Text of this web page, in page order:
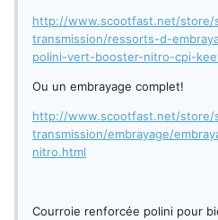
http://www.scootfast.net/store/
transmission/ressorts-d-
polini-vert-booster-nitro-cpi-
Ou un embrayage complet!
http://www.scootfast.net/store/
transmission/embrayage/
nitro.html
Courroie renforcée polini pour